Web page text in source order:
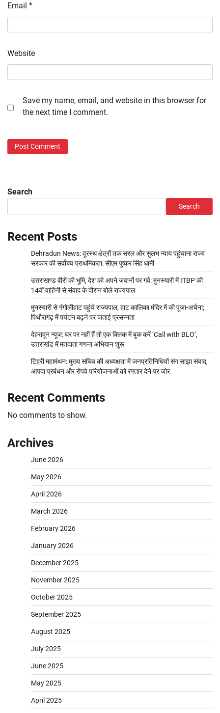
Email *
Website
Save my name, email, and website in this browser for
the next time I comment.
Search
Search
Recent Posts
Dehradun News: दूरस्थ क्षेत्रों तक सरल और सुलभ न्याय पहुंचाना राज्य
सरकार की सर्वोच्च प्राथमिकता: सीएम पुष्कर सिंह धामी
उत्तराखण्ड वीरों की भूमि, देश को अपने जवानों पर गर्व: मुनस्यारी में ITBP की
14वीं वाहिनी से संवाद के दौरान बोले राज्यपाल
मुनस्यारी से गंगोलीहाट पहुंचे राज्यपाल, हाट कालिका मंदिर में की पूजा-अर्चना;
पिथौरागढ़ में पर्यटन बढ़ने पर जताई प्रसन्नता
देहरादून न्यूज़: घर पर नहीं हैं तो एक क्लिक में बुक करें ‘Call with BLO’,
उत्तराखंड में मतदाता गणना अभियान शुरू
टिहरी महामंथन: मुख्य सचिव की अध्यक्षता में जनप्रतिनिधियों संग साझा संवाद,
आपदा प्रबंधन और रोपवे परियोजनाओं को रफ्तार देने पर जोर
Recent Comments
No comments to show.
Archives
June 2026
May 2026
April 2026
March 2026
February 2026
January 2026
December 2025
November 2025
October 2025
September 2025
August 2025
July 2025
June 2025
May 2025
April 2025